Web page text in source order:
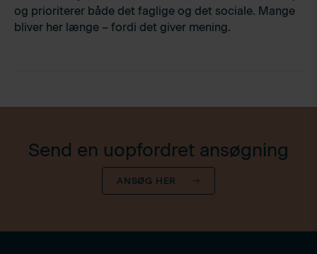
og prioriterer både det faglige og det sociale. Mange
bliver her længe – fordi det giver mening.
Send en uopfordret ansøgning
ANSØG HER